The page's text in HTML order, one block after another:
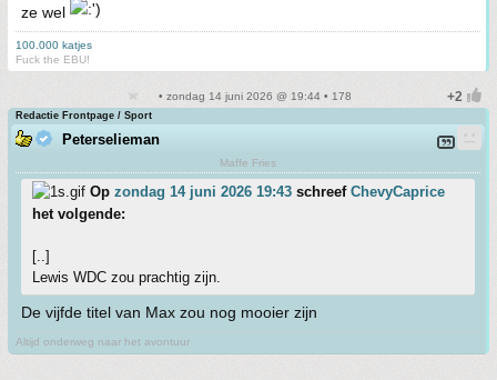
ze wel
100.000 katjes
Fuck the EBU!
• zondag 14 juni 2026 @ 19:44 • 178
Redactie Frontpage / Sport
Peterselieman
Maffe Fries
Op zondag 14 juni 2026 19:43 schreef ChevyCaprice
het volgende:
[..]
Lewis WDC zou prachtig zijn.
De vijfde titel van Max zou nog mooier zijn
Altijd onderweg naar het avontuur